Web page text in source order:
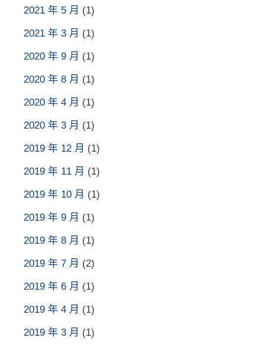
2021 年 5 月 (1)
2021 年 3 月 (1)
2020 年 9 月 (1)
2020 年 8 月 (1)
2020 年 4 月 (1)
2020 年 3 月 (1)
2019 年 12 月 (1)
2019 年 11 月 (1)
2019 年 10 月 (1)
2019 年 9 月 (1)
2019 年 8 月 (1)
2019 年 7 月 (2)
2019 年 6 月 (1)
2019 年 4 月 (1)
2019 年 3 月 (1)